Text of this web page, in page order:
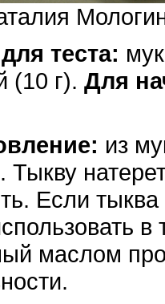
теста:
(10 г). Для
из
Тыкву
Если тыква
маслом